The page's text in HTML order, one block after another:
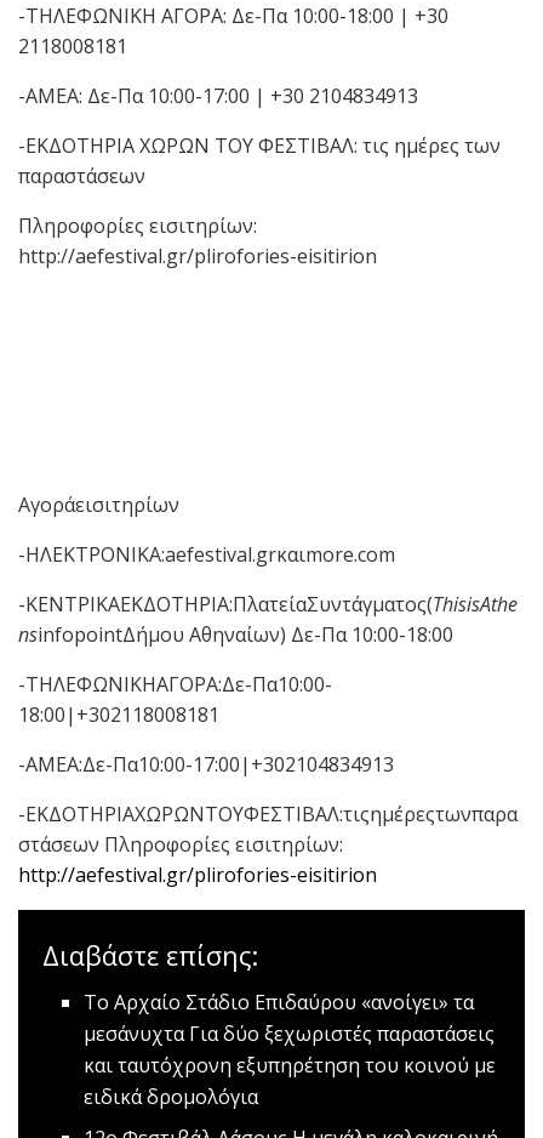
-ΤΗΛΕΦΩΝΙΚΗ ΑΓΟΡΑ: Δε-Πα 10:00-18:00 | +30
2118008181
-ΑΜΕΑ: Δε-Πα 10:00-17:00 | +30 2104834913
-ΕΚΔΟΤΗΡΙΑ ΧΩΡΩΝ ΤΟΥ ΦΕΣΤΙΒΑΛ: τις ημέρες των
παραστάσεων
Πληροφορίες εισιτηρίων:
http://aefestival.gr/plirofories-eisitirion
Αγοράεισιτηρίων
-ΗΛΕΚΤΡΟΝΙΚΑ:aefestival.grκαιmore.com
-ΚΕΝΤΡΙΚΑΕΚΔΟΤΗΡΙΑ:ΠλατείαΣυντάγματος(ThisisAthe
nsinfopointΔήμου Αθηναίων) Δε-Πα 10:00-18:00
-ΤΗΛΕΦΩΝΙΚΗΑΓΟΡΑ:Δε-Πα10:00-
18:00|+302118008181
-ΑΜΕΑ:Δε-Πα10:00-17:00|+302104834913
-ΕΚΔΟΤΗΡΙΑΧΩΡΩΝΤΟΥΦΕΣΤΙΒΑΛ:τιςημέρεςτωνπαρα
στάσεων Πληροφορίες εισιτηρίων:
http://aefestival.gr/plirofories-eisitirion
Διαβάστε επίσης:
Το Αρχαίο Στάδιο Επιδαύρου «ανοίγει» τα
μεσάνυχταΓια δύο ξεχωριστές παραστάσεις
και ταυτόχρονη εξυπηρέτηση του κοινού με
ειδικά δρομολόγια